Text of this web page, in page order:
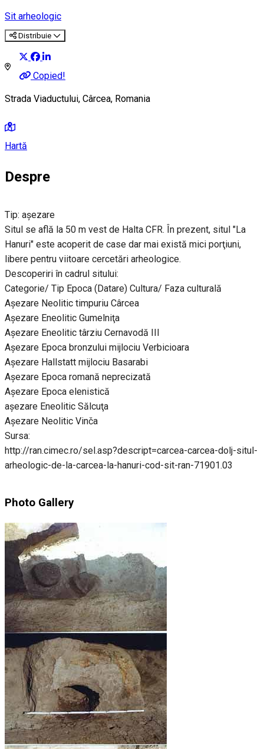
Sit arheologic
Distribuie
Copied!
Strada Viaductului, Cârcea, Romania
Hartă
Despre
Tip: aşezare
Situl se află la 50 m vest de Halta CFR. În prezent, situl "La
Hanuri" este acoperit de case dar mai există mici porţiuni,
libere pentru viitoare cercetări arheologice.
Descoperiri în cadrul sitului:
Categorie/ Tip Epoca (Datare) Cultura/ Faza culturală
Aşezare Neolitic timpuriu Cârcea
Aşezare Eneolitic Gumelniţa
Aşezare Eneolitic târziu Cernavodă III
Aşezare Epoca bronzului mijlociu Verbicioara
Aşezare Hallstatt mijlociu Basarabi
Aşezare Epoca romană neprecizată
Aşezare Epoca elenistică
aşezare Eneolitic Sălcuţa
Aşezare Neolitic Vinča
Sursa:
http://ran.cimec.ro/sel.asp?descript=carcea-carcea-dolj-situl-
arheologic-de-la-carcea-la-hanuri-cod-sit-ran-71901.03
Photo Gallery